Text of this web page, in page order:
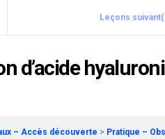
Leçons
d’acide
– Accès découverte Pratique – Observation